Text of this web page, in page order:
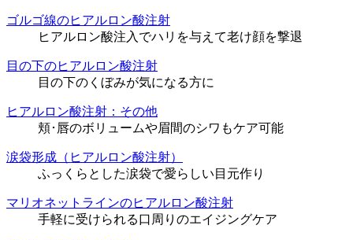
ゴルゴ線のヒアルロン酸注射
ヒアルロン酸注入でハリを与えて老け顔を撃退
目の下のヒアルロン酸注射
目の下のくぼみが気になる方に
ヒアルロン酸注射：その他
頬･唇のボリュームや眉間のシワもケア可能
涙袋形成（ヒアルロン酸注射）
ふっくらとした涙袋で愛らしい目元作り
マリオネットラインのヒアルロン酸注射
手軽に受けられる口周りのエイジングケア